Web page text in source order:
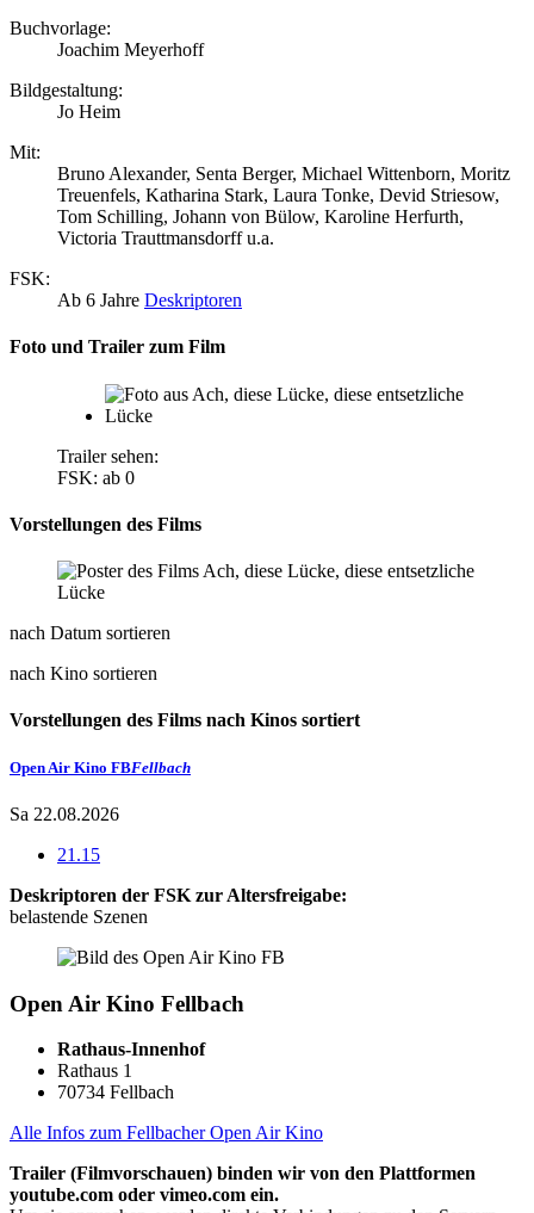
Buchvorlage:
Joachim Meyerhoff
Bildgestaltung:
Jo Heim
Mit:
Bruno Alexander, Senta Berger, Michael Wittenborn, Moritz
Treuenfels, Katharina Stark, Laura Tonke, Devid Striesow,
Tom Schilling, Johann von Bülow, Karoline Herfurth,
Victoria Trauttmansdorff u.a.
FSK:
Ab 6 Jahre Deskriptoren
Foto und Trailer zum Film
Trailer sehen:
FSK: ab 0
Vorstellungen des Films
nach Datum sortieren
nach Kino sortieren
Vorstellungen des Films nach Kinos sortiert
Open Air Kino FBFellbach
Sa 22.08.2026
21.15
Deskriptoren der FSK zur Altersfreigabe:
belastende Szenen
Open Air Kino Fellbach
Rathaus-Innenhof
Rathaus 1
70734 Fellbach
Alle Infos zum Fellbacher Open Air Kino
Trailer (Filmvorschauen) binden wir von den Plattformen
youtube.com oder vimeo.com ein.